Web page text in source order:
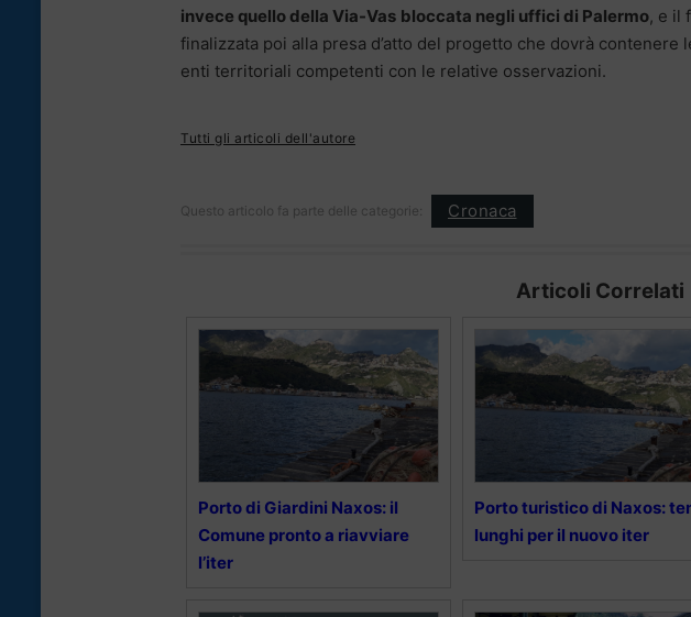
invece quello della Via-Vas bloccata negli uffici di Palermo, e il
finalizzata poi alla presa d’atto del progetto che dovrà
enti territoriali competenti con le relative osservazioni.
Tutti gli articoli dell'autore
Questo articolo fa parte delle categorie: Cronaca
Articoli Correlati
Porto di Giardini Naxos: il
Comune pronto a riavviare
l’iter
Porto turistico di Naxos:
lunghi per il nuovo iter